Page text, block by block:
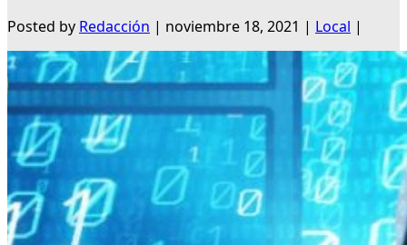
Posted by Redacción | noviembre 18, 2021 | Local |